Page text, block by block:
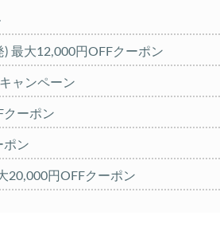
) 最大12,000円OFFクーポン
ャンペーン
クーポン
ポン
20,000円OFFクーポン